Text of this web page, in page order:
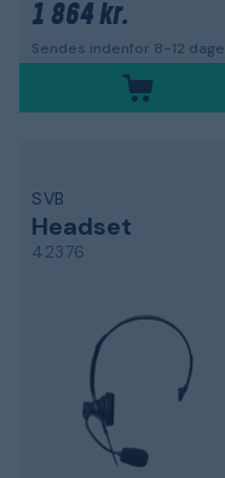
1 864 kr.
Sendes indenfor 8-12 dage
SVB
Headset
42376